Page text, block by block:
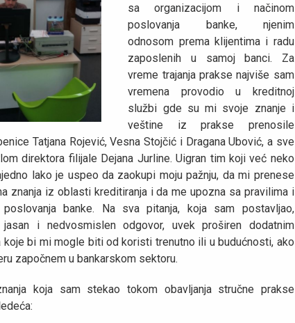
sa organizacijom i načinom
poslovanja banke, njenim
odnosom prema klijentima i radu
zaposlenih u samoj banci. Za
vreme trajanja prakse najviše sam
vremena provodio u kreditnoj
službi gde su mi svoje znanje i
veštine iz prakse prenosile
Tatjana Rojević, Vesna Stojčić i Dragana Ubović, a sve
direktora filijale Dejana Jurline. Uigran tim koji već neko
lako je uspeo da zaokupi moju pažnju, da mi prenese
znanja iz oblasti kreditiranja i da me upozna sa pravilima i
poslovanja banke. Na sva pitanja, koja sam postavljao,
i nedvosmislen odgovor, uvek proširen dodatnim
koje bi mi mogle biti od koristi trenutno ili u budućnosti, ako
započnem u bankarskom sektoru.
koja sam stekao tokom obavljanja stručne prakse